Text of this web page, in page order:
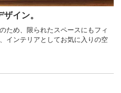
イン。
ため、限られたスペースにもフィ
インテリアとしてお気に入りの空